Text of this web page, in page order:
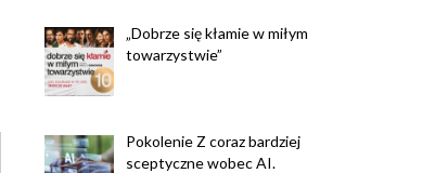
„Dobrze się kłamie w miłym
towarzystwie”
Pokolenie Z coraz bardziej
sceptyczne wobec AI.